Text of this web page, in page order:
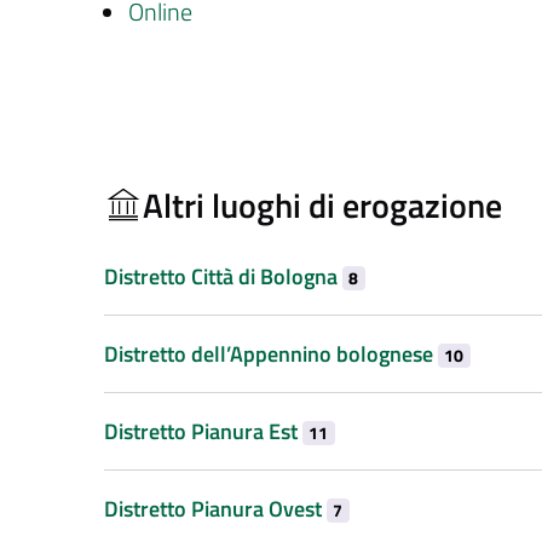
Online
Altri luoghi di erogazione
Distretto Città di Bologna 8
Distretto dell’Appennino bolognese 10
Distretto Pianura Est 11
Distretto Pianura Ovest 7